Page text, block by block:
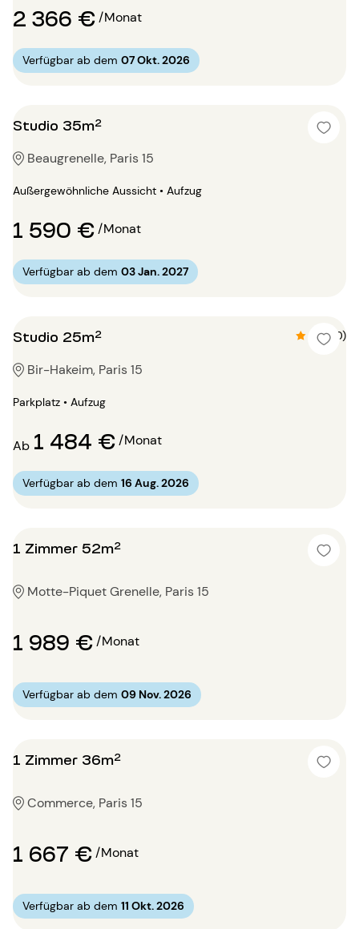
2 366 €/Monat
Verfügbar ab dem 07 Okt. 2026
Studio 35m²
Beaugrenelle, Paris 15
Außergewöhnliche Aussicht • Aufzug
1 590 €/Monat
Verfügbar ab dem 03 Jan. 2027
Studio 25m² 4.7 (10)
Bir-Hakeim, Paris 15
Parkplatz • Aufzug
Ab 1 484 €/Monat
Verfügbar ab dem 16 Aug. 2026
1 Zimmer 52m²
Motte-Piquet Grenelle, Paris 15
1 989 €/Monat
Verfügbar ab dem 09 Nov. 2026
1 Zimmer 36m²
Commerce, Paris 15
1 667 €/Monat
Verfügbar ab dem 11 Okt. 2026